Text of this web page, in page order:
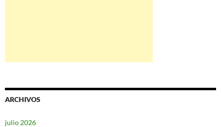
ARCHIVOS
julio 2026